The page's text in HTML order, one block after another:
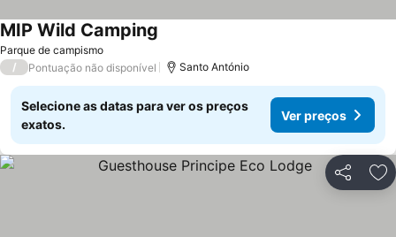
Parque de campismo
MIP Wild Camping
/ Pontuação não disponível Santo António
Selecione as datas para ver os preços
exatos.
Ver preços
Partilhar